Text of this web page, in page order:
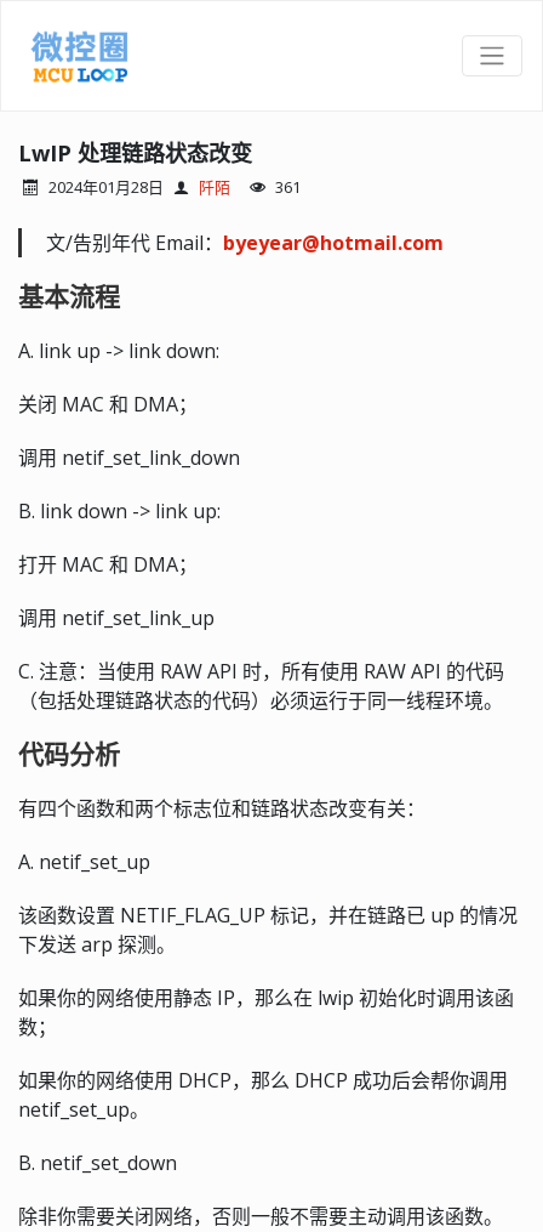
LwIP 处理链路状态改变
2024年01月28日 阡陌 361
文/告别年代 Email： byeyear@hotmail.com
基本流程
A. link up -> link down:
关闭 MAC 和 DMA；
调用 netif_set_link_down
B. link down -> link up:
打开 MAC 和 DMA；
调用 netif_set_link_up
C. 注意：当使用 RAW API 时，所有使用 RAW API 的代码
（包括处理链路状态的代码）必须运行于同一线程环境。
代码分析
有四个函数和两个标志位和链路状态改变有关：
A. netif_set_up
该函数设置 NETIF_FLAG_UP 标记，并在链路已 up 的情况
下发送 arp 探测。
如果你的网络使用静态 IP，那么在 lwip 初始化时调用该函
数；
如果你的网络使用 DHCP，那么 DHCP 成功后会帮你调用
netif_set_up。
B. netif_set_down
除非你需要关闭网络，否则一般不需要主动调用该函数。